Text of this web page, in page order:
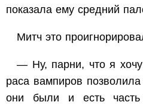
показала ему средний
Митч это
— Ну, парни, что я хочу
раса вампиров
они были и есть часть